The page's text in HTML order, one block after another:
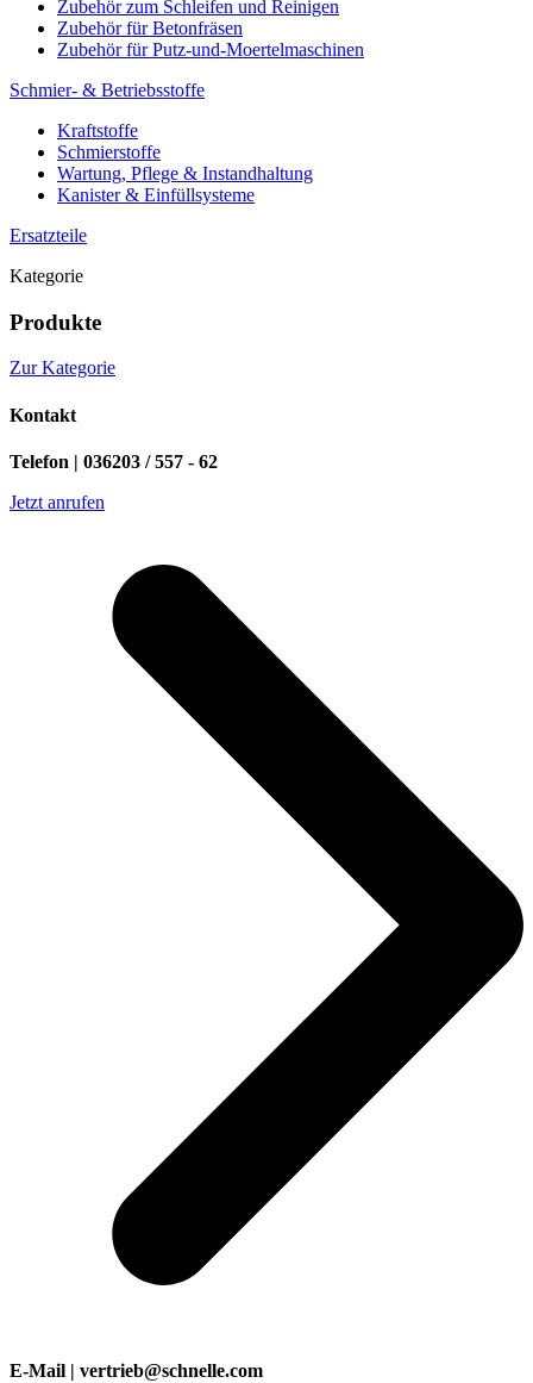
Zubehör zum Schleifen und Reinigen
Zubehör für Betonfräsen
Zubehör für Putz-und-Moertelmaschinen
Schmier- & Betriebsstoffe
Kraftstoffe
Schmierstoffe
Wartung, Pflege & Instandhaltung
Kanister & Einfüllsysteme
Ersatzteile
Kategorie
Produkte
Zur Kategorie
Kontakt
Telefon | 036203 / 557 - 62
Jetzt anrufen
E-Mail | vertrieb@schnelle.com